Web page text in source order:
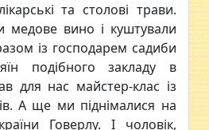
та столові трави.
медове вино і куштували
із господарем садиби
подібного закладу в
для нас майстер-клас із
А ще ми піднімалися на
Говерлу. І чоловік,